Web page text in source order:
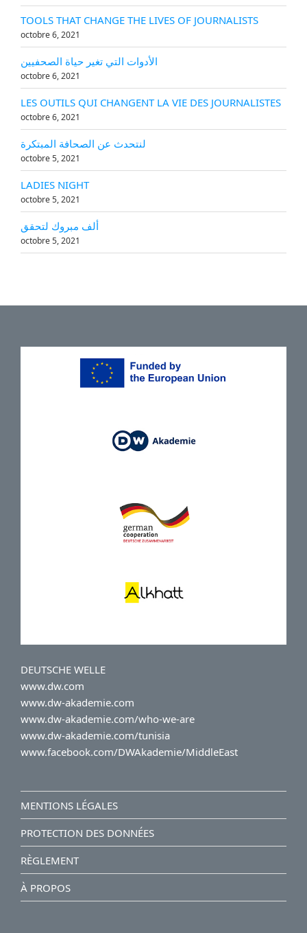
TOOLS THAT CHANGE THE LIVES OF JOURNALISTS
octobre 6, 2021
الأدوات التي تغير حياة الصحفيين
octobre 6, 2021
LES OUTILS QUI CHANGENT LA VIE DES JOURNALISTES
octobre 6, 2021
لنتحدث عن الصحافة المبتكرة
octobre 5, 2021
LADIES NIGHT
octobre 5, 2021
ألف مبروك لتحقق
octobre 5, 2021
DEUTSCHE WELLE
www.dw.com
www.dw-akademie.com
www.dw-akademie.com/who-we-are
www.dw-akademie.com/tunisia
www.facebook.com/DWAkademie/MiddleEast
MENTIONS LÉGALES
PROTECTION DES DONNÉES
RÈGLEMENT
À PROPOS